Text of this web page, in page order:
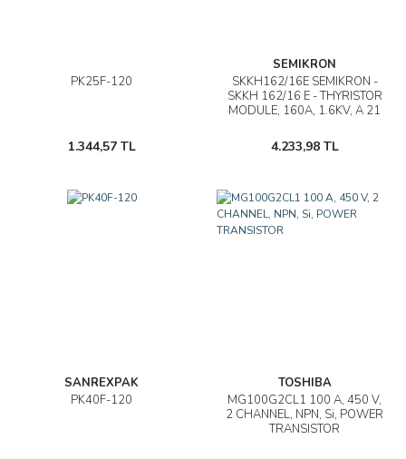
PK25F-120
1.344,57 TL
SEMIKRON
SKKH162/16E SEMIKRON -
SKKH 162/16 E - THYRISTOR
MODULE, 160A, 1.6KV, A 21
4.233,98 TL
SANREXPAK
PK40F-120
TOSHIBA
MG100G2CL1 100 A, 450 V,
2 CHANNEL, NPN, Si, POWER
TRANSISTOR